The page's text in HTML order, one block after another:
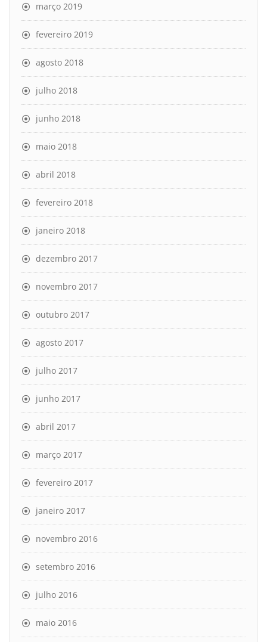
março 2019
fevereiro 2019
agosto 2018
julho 2018
junho 2018
maio 2018
abril 2018
fevereiro 2018
janeiro 2018
dezembro 2017
novembro 2017
outubro 2017
agosto 2017
julho 2017
junho 2017
abril 2017
março 2017
fevereiro 2017
janeiro 2017
novembro 2016
setembro 2016
julho 2016
maio 2016